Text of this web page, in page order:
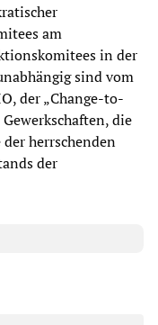
am
in der
sind vom
der „Change-to-
die
herrschenden
der